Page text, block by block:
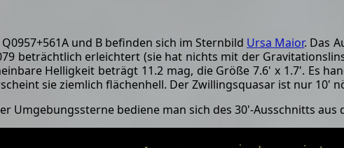
und B befinden sich im Sternbild Ursa Maior. Das
beträchtlich erleichtert (sie hat nichts mit der
Helligkeit beträgt 11.2 mag, die Größe 7.6' x 1.7'. Es
sie ziemlich flächenhell. Der Zwillingsquasar ist nur 10'
Umgebungssterne bediene man sich des 30'-Ausschnitts aus